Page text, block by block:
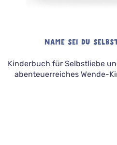
NAME SEI DU
Kinderbuch für Selbstliebe
abenteuerreiches Wende-